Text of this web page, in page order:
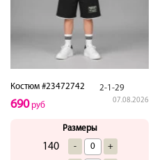
Костюм #23472742 2-1-29
07.08.2026
690руб
Размеры
140 - +